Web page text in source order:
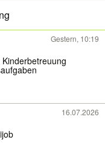
Gestern, 10:19
16.07.2026